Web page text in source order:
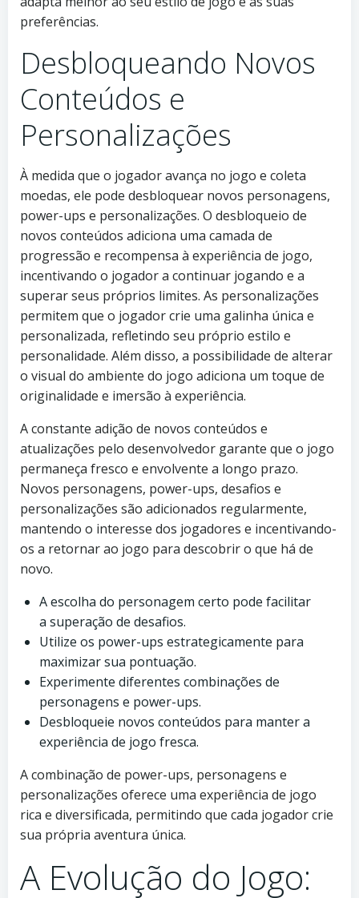
preferências.
Desbloqueando Novos
Conteúdos e
Personalizações
À medida que o jogador avança no jogo e coleta
moedas, ele pode desbloquear novos personagens,
power-ups e personalizações. O desbloqueio de
novos conteúdos adiciona uma camada de
progressão e recompensa à experiência de jogo,
incentivando o jogador a continuar jogando e a
superar seus próprios limites. As personalizações
permitem que o jogador crie uma galinha única e
personalizada, refletindo seu próprio estilo e
personalidade. Além disso, a possibilidade de alterar
o visual do ambiente do jogo adiciona um toque de
originalidade e imersão à experiência.
A constante adição de novos conteúdos e
atualizações pelo desenvolvedor garante que o jogo
permaneça fresco e envolvente a longo prazo.
Novos personagens, power-ups, desafios e
personalizações são adicionados regularmente,
mantendo o interesse dos jogadores e incentivando-
os a retornar ao jogo para descobrir o que há de
novo.
A escolha do personagem certo pode facilitar
a superação de desafios.
Utilize os power-ups estrategicamente para
maximizar sua pontuação.
Experimente diferentes combinações de
personagens e power-ups.
Desbloqueie novos conteúdos para manter a
experiência de jogo fresca.
A combinação de power-ups, personagens e
personalizações oferece uma experiência de jogo
rica e diversificada, permitindo que cada jogador crie
sua própria aventura única.
A Evolução do Jogo: